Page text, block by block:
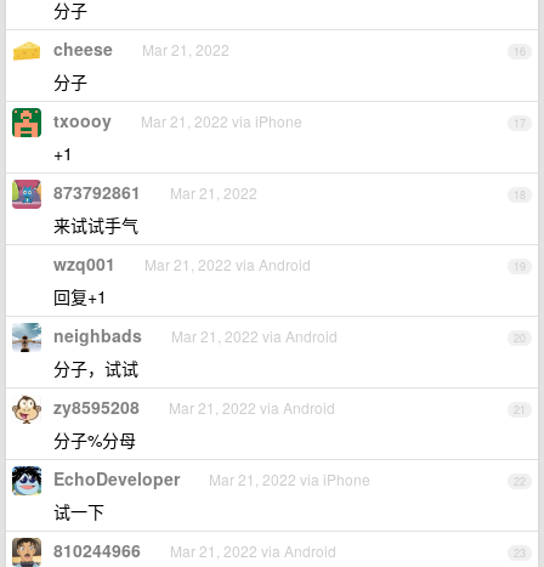
分子
16
cheese Mar 21, 2022
分子
17
txoooy Mar 21, 2022 via iPhone
+1
18
873792861 Mar 21, 2022
来试试手气
19
wzq001 Mar 21, 2022 via Android
回复+1
20
neighbads Mar 21, 2022 via Android
分子，试试
21
zy8595208 Mar 21, 2022 via Android
分子%分母
22
EchoDeveloper Mar 21, 2022 via iPhone
试一下
23
810244966 Mar 21, 2022 via Android